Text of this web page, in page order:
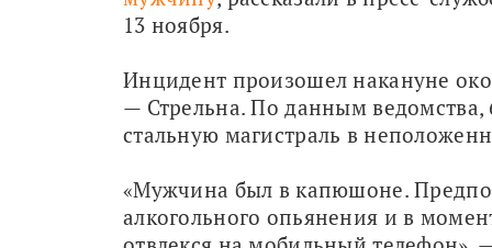
13 ноября.
Инцидент произошел накануне
— Стрельна. По данным
стальную магистраль в
«Мужчина был в капюшоне.
алкогольного опьянения и в